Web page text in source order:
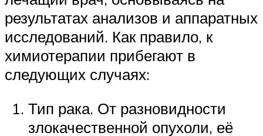
результатах анализов и аппаратных
исследований. Как правило, к
химиотерапии прибегают в
следующих случаях:
Тип рака. От разновидности
злокачественной опухоли, её